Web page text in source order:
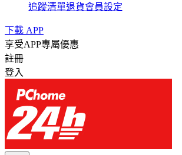
追蹤清單退貨會員設定
下載 APP
享受APP專屬優惠
註冊
登入